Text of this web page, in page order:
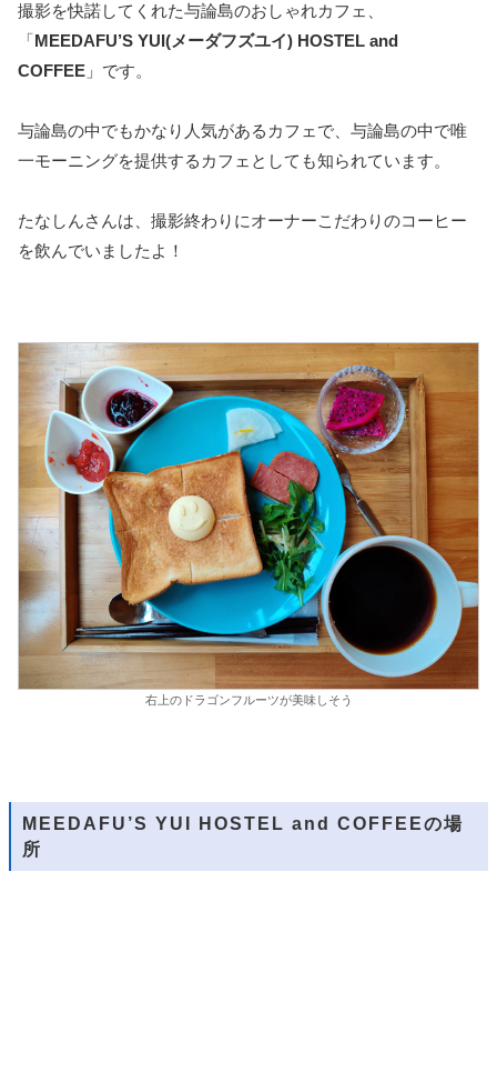
撮影を快諾してくれた与論島のおしゃれカフェ、
「MEEDAFU’S YUI(メーダフズユイ) HOSTEL and
COFFEE 」です。
与論島の中でもかなり人気があるカフェで、与論島の中で唯
一モーニングを提供するカフェとしても知られています。
たなしんさんは、撮影終わりにオーナーこだわりのコーヒー
を飲んでいましたよ！
右上のドラゴンフルーツが美味しそう
MEEDAFU’S YUI HOSTEL and COFFEEの場
所